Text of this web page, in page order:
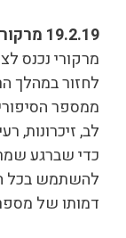
19.2.19 מרקורי נכנס לצל טרום רטרו
מרקורי נכנס
לחזור במהלך
ממספר
לב, זיכרונות,
להשתמש בכל
דמותו של